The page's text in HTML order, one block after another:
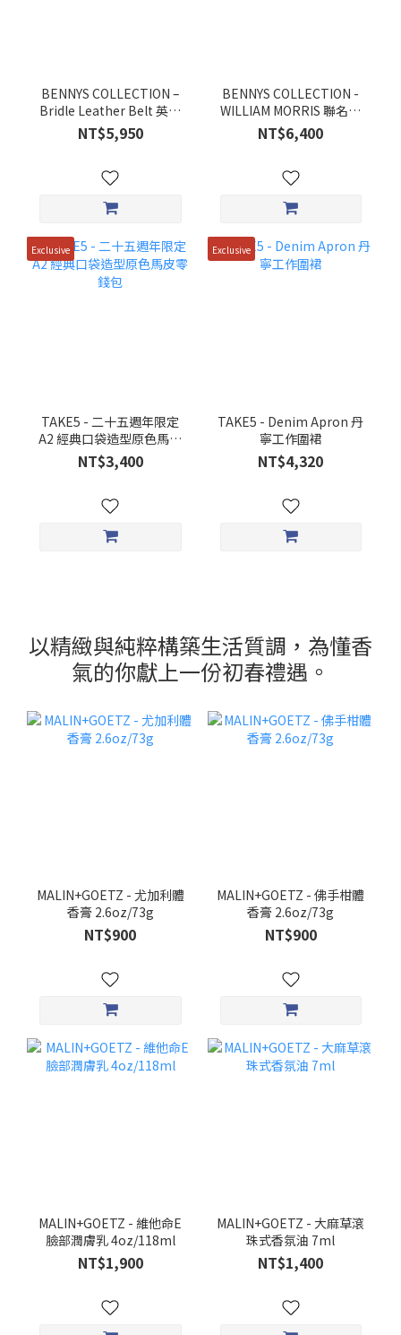
BENNYS COLLECTION –
Bridle Leather Belt 英國
上蠟皮革皮帶（三色現
貨）
NT$5,950
BENNYS COLLECTION -
WILLIAM MORRIS 聯名花
色長方巾 (兩款供應中)
NT$6,400
Exclusive
TAKE5 - 二十五週年限定
A2 經典口袋造型原色馬皮
零錢包
NT$3,400
Exclusive
TAKE5 - Denim Apron 丹
寧工作圍裙
NT$4,320
以精緻與純粹構築生活質調，為懂香
氣的你獻上一份初春禮遇。
MALIN+GOETZ - 尤加利體
香膏 2.6oz/73g
NT$900
MALIN+GOETZ - 佛手柑體
香膏 2.6oz/73g
NT$900
MALIN+GOETZ - 維他命E
臉部潤膚乳 4oz/118ml
NT$1,900
MALIN+GOETZ - 大麻草滾
珠式香氛油 7ml
NT$1,400